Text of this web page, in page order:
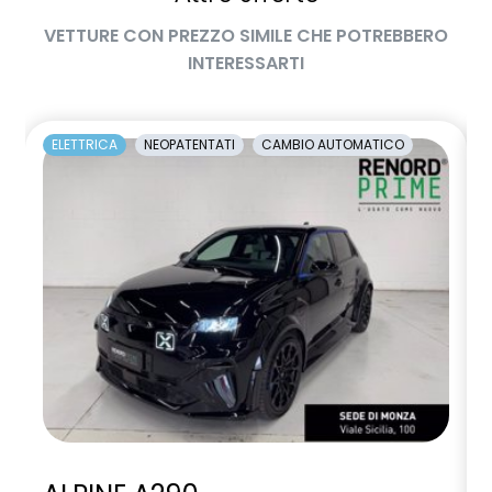
manuale di uso e manutenzione digitale
Manutenzione Connessa, incluso per 8 anni
occupant safety exit
openR link con Driver Display 12.3", touch 12",wireless
Pacchetto Guida Connessa, incluso per 5 anni
Pacchetto Remote Control, incluso per 5 anni
Pack standard connectivity, tramite app my rnlt
palette frenata rigenerativa al volante
parking camera posteriore HD
piano bagagli rimovibile
VETTURE CON PREZZO SIMILE CHE POTREBBERO
INTERESSARTI
ELETTRICA NEOPATENTATI CAMBIO AUTOMATICO